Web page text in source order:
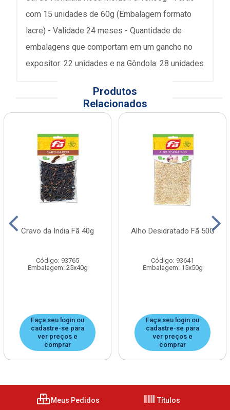
com 15 unidades de 60g (Embalagem formato
lacre) - Validade 24 meses - Quantidade de
embalagens que comportam em um gancho no
expositor: 22 unidades e na Gôndola: 28 unidades
Produtos
Relacionados
Cravo da India Fã 40g
Código: 93765
Embalagem: 25x40g
Faça seu login ou
cadastre-se para
ver preços e
comprar
Alho Desidratado Fã 50G
Código: 93641
Embalagem: 15x50g
Faça seu login ou
cadastre-se para
ver preços e
comprar
Meus Pedidos Títulos